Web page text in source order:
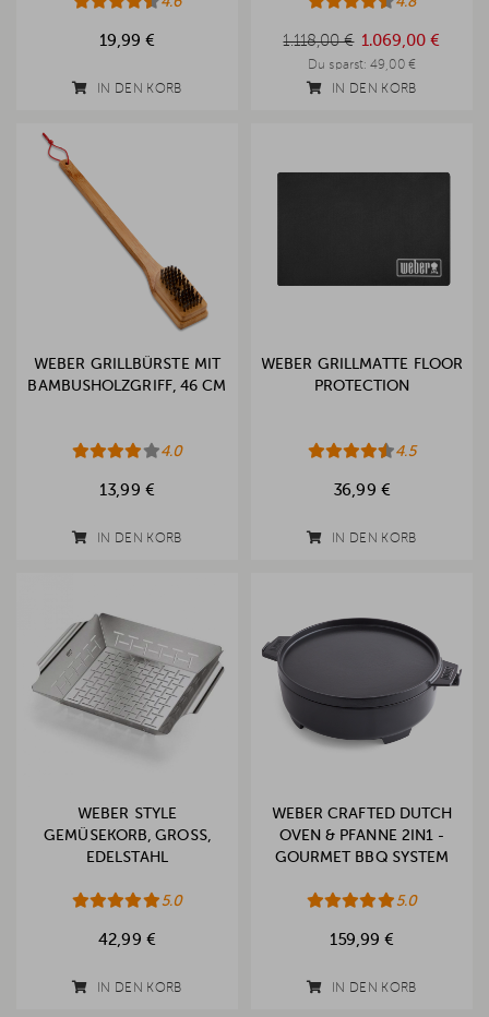
19,99 €
IN DEN KORB
1.118,00 € 1.069,00 €
Du sparst:49,00 €
IN DEN KORB
WEBER GRILLBÜRSTE MIT
BAMBUSHOLZGRIFF, 46 CM
4.0
13,99 €
IN DEN KORB
WEBER GRILLMATTE FLOOR
PROTECTION
4.5
36,99 €
IN DEN KORB
WEBER STYLE
GEMÜSEKORB, GROSS, E
DELSTAHL
5.0
42,99 €
IN DEN KORB
WEBER CRAFTED DUTCH
OVEN & PFANNE 2IN1 -
GOURMET BBQ SYSTEM
5.0
159,99 €
IN DEN KORB